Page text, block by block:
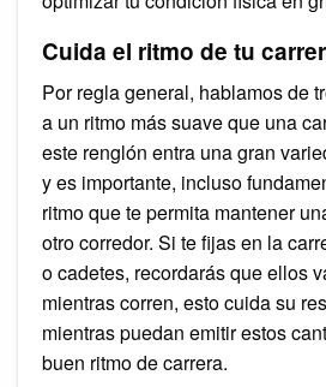
Cuida el ritmo de tu
Por regla general, hablamos de
a un ritmo más suave que una
este renglón entra una gran
y es importante, incluso
ritmo que te permita mantener
otro corredor. Si te fijas en la
o cadetes, recordarás que ellos
mientras corren, esto cuida su
mientras puedan emitir estos
buen ritmo de carrera.